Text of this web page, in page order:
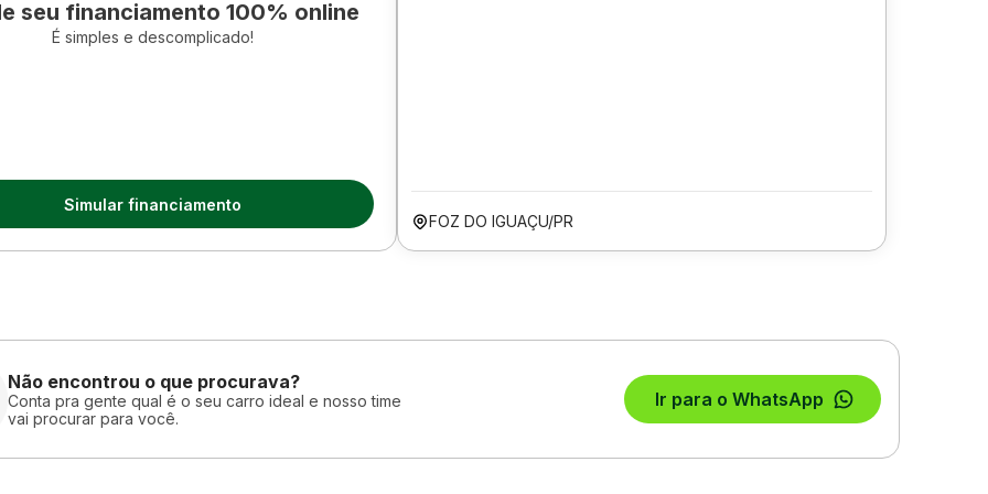
seu financiamento 100% online
É simples e descomplicado!
Simular financiamento
FOZ DO IGUAÇU/PR
Não encontrou o que procurava?
Conta pra gente qual é o seu carro ideal e nosso time
vai procurar para você.
Ir para o WhatsApp